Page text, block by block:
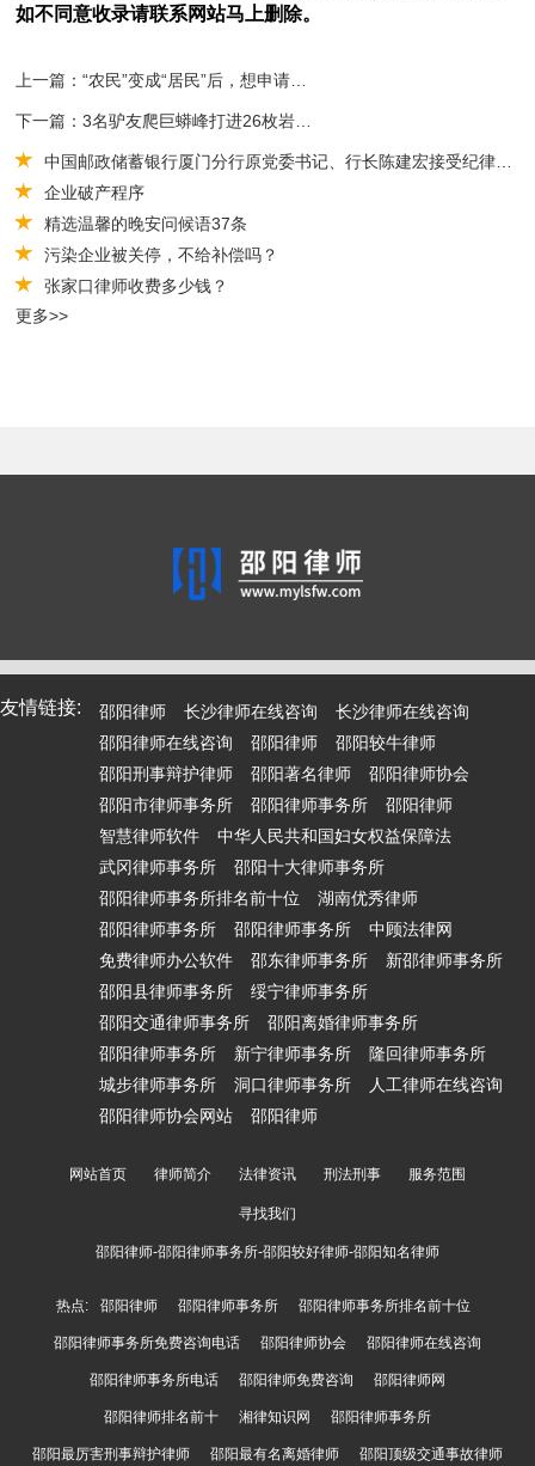
如不同意收录请联系网站马上删除。
中国邮政储蓄银行厦门分行原党委书记、行长陈建宏接受纪律审查和监察调查
企业破产程序
精选温馨的晚安问候语37条
污染企业被关停，不给补偿吗？
张家口律师收费多少钱？
更多>>
友情链接: 邵阳律师 长沙律师在线咨询
长沙律师在线咨询
邵阳律师在线咨询
邵阳律师
邵阳较牛律师
邵阳刑事辩护律师
邵阳著名律师
邵阳律师协会
邵阳市律师事务所
邵阳律师事务所
邵阳律师
智慧律师软件
中华人民共和国妇女权益保障法
武冈律师事务所
邵阳十大律师事务所
邵阳律师事务所排名前十位
湖南优秀律师
邵阳律师事务所
邵阳律师事务所
中顾法律网
免费律师办公软件
邵东律师事务所
新邵律师事务所
邵阳县律师事务所
绥宁律师事务所
邵阳交通律师事务所
邵阳离婚律师事务所
邵阳律师事务所
新宁律师事务所
隆回律师事务所
城步律师事务所
洞口律师事务所
人工律师在线咨询
邵阳律师协会网站
邵阳律师
网站首页 律师简介 法律资讯 刑法刑事 服务范围
寻找我们
邵阳律师-邵阳律师事务所-邵阳较好律师-邵阳知名律师
热点: 邵阳律师 邵阳律师事务所 邵阳律师事务所排名前十位
邵阳律师事务所免费咨询电话 邵阳律师协会 邵阳律师在线咨询
邵阳律师事务所电话 邵阳律师免费咨询 邵阳律师网
邵阳律师排名前十 湘律知识网 邵阳律师事务所
邵阳最厉害刑事辩护律师 邵阳最有名离婚律师 邵阳顶级交通事故律师